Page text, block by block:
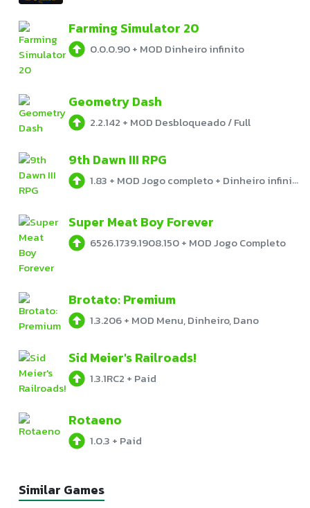
Farming Simulator 20
0.0.0.90+ MOD Dinheiro infinito
Geometry Dash
2.2.142 + MOD Desbloqueado / Full
9th Dawn III RPG
1.83 + MOD Jogo completo + Dinheiro infinito
Super Meat Boy Forever
6526.1739.1908.150+ MOD Jogo Completo
Brotato: Premium
1.3.206+ MOD Menu, Dinheiro, Dano
Sid Meier's Railroads!
1.3.1RC2 + Paid
Rotaeno
1.0.3 + Paid
Similar Games